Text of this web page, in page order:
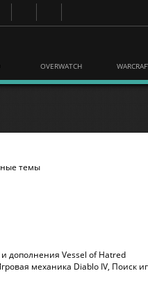
OVERWATCH
темы
дополнения Vessel of Hatred
механика Diablo IV, Поиск